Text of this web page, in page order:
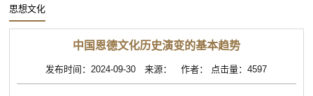
思想文化
中国恩德文化历史演变的基本趋势
发布时间：2024-09-30 来源： 作者： 点击量：4597